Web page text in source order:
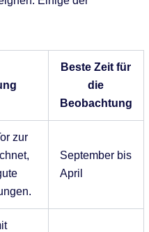
Beste Zeit für
die
Beobachtung
zur
September bis
April